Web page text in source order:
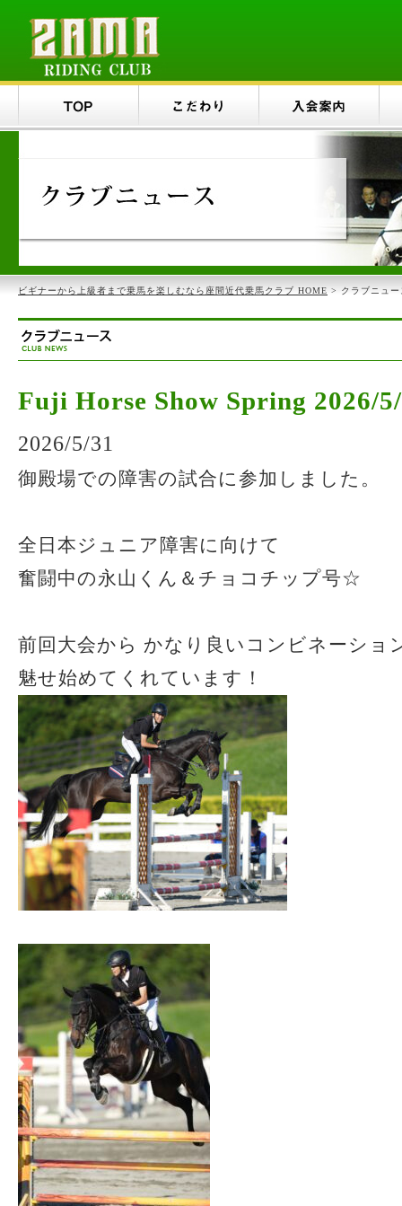
ビギナーから上級者まで乗馬を楽しむなら座間近代乗馬クラブ HOME > クラブニュー
Fuji Horse Show Spring 2026/
2026/5/31
御殿場での障害の試合に参加しました。
全日本ジュニア障害に向けて
奮闘中の永山くん＆チョコチップ号☆
前回大会から かなり良いコンビネーショ
魅せ始めてくれています！